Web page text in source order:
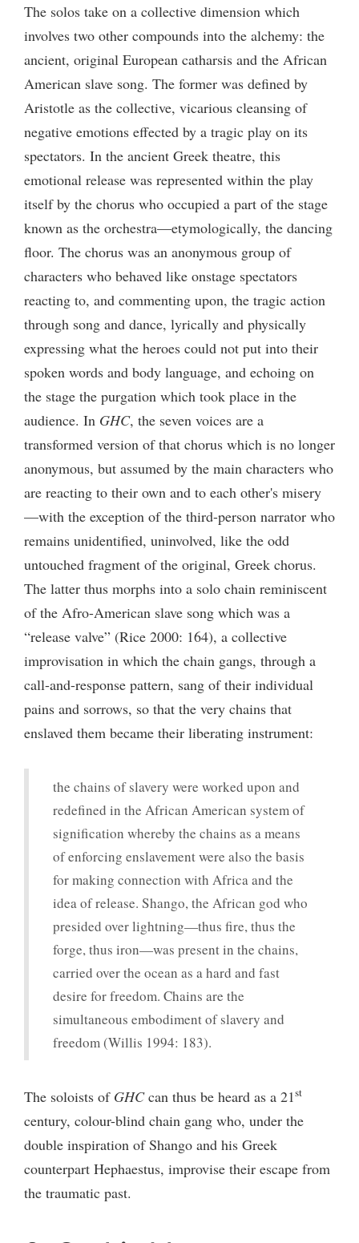
The solos take on a collective dimension which
involves two other compounds into the alchemy: the
ancient, original European catharsis and the African
American slave song. The former was defined by
Aristotle as the collective, vicarious cleansing of
negative emotions effected by a tragic play on its
spectators. In the ancient Greek theatre, this
emotional release was represented within the play
itself by the chorus who occupied a part of the stage
known as the orchestra—etymologically, the dancing
floor. The chorus was an anonymous group of
characters who behaved like onstage spectators
reacting to, and commenting upon, the tragic action
through song and dance, lyrically and physically
expressing what the heroes could not put into their
spoken words and body language, and echoing on
the stage the purgation which took place in the
audience. In GHC, the seven voices are a
transformed version of that chorus which is no longer
anonymous, but assumed by the main characters who
are reacting to their own and to each other's misery
—with the exception of the third-person narrator who
remains unidentified, uninvolved, like the odd
untouched fragment of the original, Greek chorus.
The latter thus morphs into a solo chain reminiscent
of the Afro-American slave song which was a
“release valve” (Rice 2000: 164), a collective
improvisation in which the chain gangs, through a
call-and-response pattern, sang of their individual
pains and sorrows, so that the very chains that
enslaved them became their liberating instrument:
the chains of slavery were worked upon and
redefined in the African American system of
signification whereby the chains as a means
of enforcing enslavement were also the basis
for making connection with Africa and the
idea of release. Shango, the African god who
presided over lightning—thus fire, thus the
forge, thus iron—was present in the chains,
carried over the ocean as a hard and fast
desire for freedom. Chains are the
simultaneous embodiment of slavery and
freedom (Willis 1994: 183).
The soloists of GHCcan thus be heard as a 21st
century, colour-blind chain gang who, under the
double inspiration of Shango and his Greek
counterpart Hephaestus, improvise their escape from
the traumatic past.